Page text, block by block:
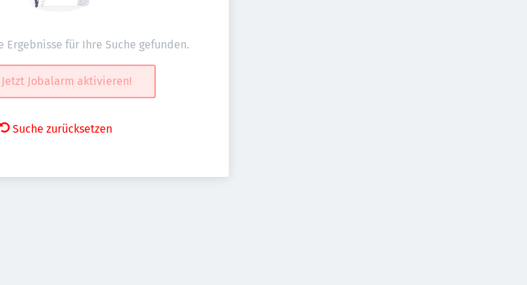
Ergebnisse für Ihre Suche gefunden.
Jetzt Jobalarm aktivieren!
Suche zurücksetzen